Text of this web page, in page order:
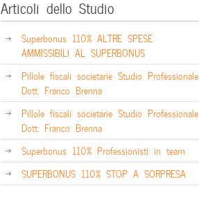
Articoli dello Studio
Superbonus 110% ALTRE SPESE
AMMISSIBILI AL SUPERBONUS
Pillole fiscali societarie Studio Professionale
Dott. Franco Brenna
Pillole fiscali societarie Studio Professionale
Dott. Franco Brenna
Superbonus 110% Professionisti in team
SUPERBONUS 110% STOP A SORPRESA